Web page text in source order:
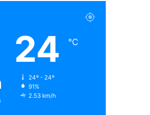
24 ℃
24º - 24º
91%
2.53 km/h